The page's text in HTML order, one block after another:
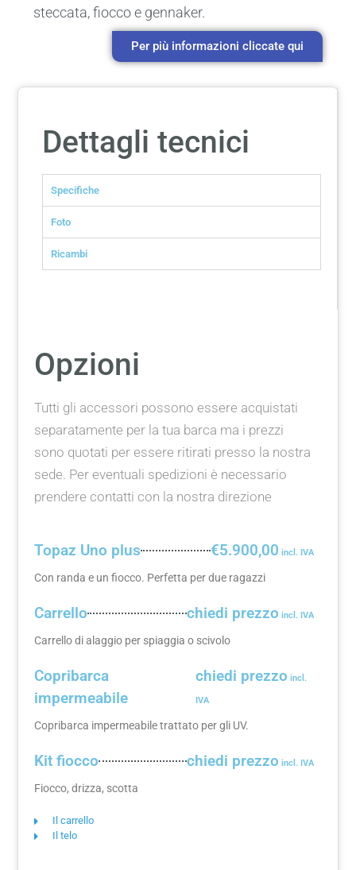
steccata, fiocco e gennaker.
Per più informazioni cliccate qui
Dettagli tecnici
Specifiche
Foto
Ricambi
Opzioni
Tutti gli accessori possono essere acquistati
separatamente per la tua barca ma i prezzi
sono quotati per essere ritirati presso la nostra
sede. Per eventuali spedizioni è necessario
prendere contatti con la nostra direzione
Topaz Uno plus €5.900,00
Con randa e un fiocco. Perfetta per due ragazzi
Carrello chiedi prezzo
Carrello di alaggio per spiaggia o scivolo
Copribarca
impermeabile
chiedi prezzo
Copribarca impermeabile trattato per gli UV.
Kit fiocco chiedi prezzo
Fiocco, drizza, scotta
Il carrello
Il telo